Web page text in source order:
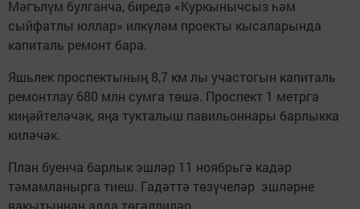
Мәгълүм булганча, биредә «Куркынычсыз һәм
сыйфатлы юллар» илкүләм проекты кысаларында
капиталь ремонт бара.
Яшьлек проспектының 8,7 км лы участогын капиталь
ремонтлау 680 млн сумга төшә. Проспект 1 метрга
киңәйтеләчәк, яңа тукталыш павильоннары барлыкка
киләчәк.
План буенча барлык эшләр 11 ноябрьгә кадәр
тәмамланырга тиеш. Гадәттә төзүчеләр эшләрне